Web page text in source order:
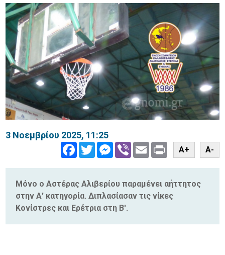
3 Νοεμβρίου 2025, 11:25
FacebookTwitterMessenger
Viber Email PrintA+ A-
Μόνο ο Αστέρας Αλιβερίου παραμένει αήττητος
στην Α' κατηγορία. Διπλασίασαν τις νίκες
Κονίστρες και Ερέτρια στη Β'.